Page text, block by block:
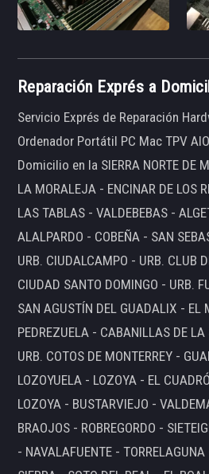
Reparación Exprés a
Servicio Exprés de Reparación
Ordenador Portátil PC Mac TPV
Domicilio en la SIERRA NORTE DE
LA MORALEJA - ENCINAR DE LOS
LAS TABLAS - VALDEBEBAS -
ALALPARDO - COBEÑA - SAN
URB. CIUDALCAMPO - URB. CLUB
CIUDAD SANTO DOMINGO - URB.
SAN AGUSTÍN DEL GUADALIX - EL
PEDREZUELA - CABANILLAS DE
URB. COTOS DE MONTERREY -
LOZOYUELA - LOZOYA - EL
LOZOYA - BUSTARVIEJO -
BRAOJOS - ROBREGORDO -
- NAVALAFUENTE -